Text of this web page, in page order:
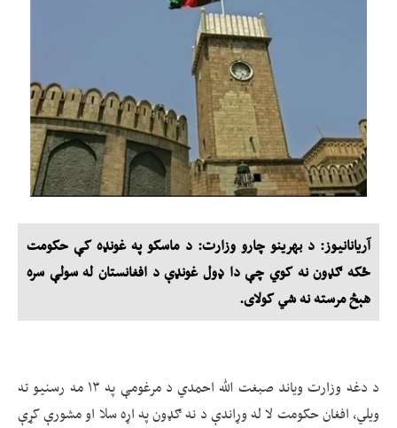
آریانانیوز: د بهرینو چارو وزارت: د ماسکو په غونډه کې حکومت
ځکه ګډون نه کوي چې دا ډول غونډې د افغانستان له سولې سره
هېڅ مرسته نه شي کولای.
د دغه وزارت ویاند صبغت الله احمدي د مرغومې په ۱۳ مه رسنیو ته
ویلي، افغان حکومت لا له وړاندې د نه ګډون په اړه سلا او مشورې کړې